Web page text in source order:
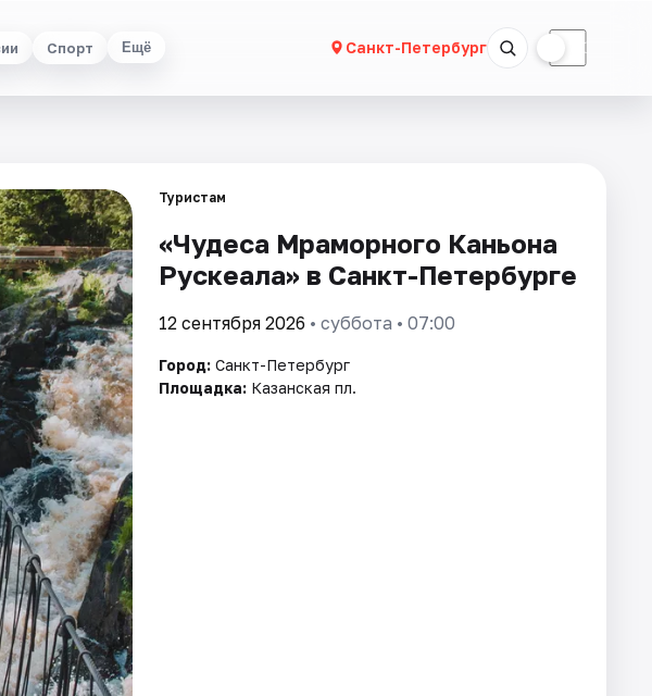
Спорт Ещё Санкт-Петербург ☾
Туристам
«Чудеса Мраморного Каньона
Рускеала» в Санкт-Петербурге
12 сентября 2026 • суббота • 07:00
Город: Санкт-Петербург
Площадка: Казанская пл.